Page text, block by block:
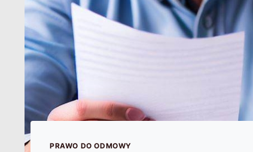
PRAWO DO ODMOWY